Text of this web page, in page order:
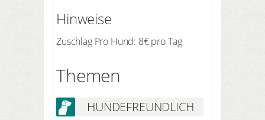
Hinweise
Zuschlag Pro Hund: 8€ pro Tag
Themen
HUNDEFREUNDLICH